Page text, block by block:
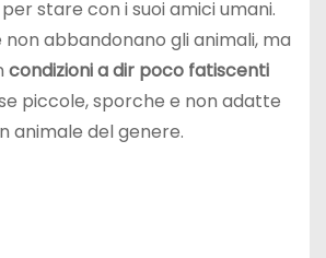
stare con i suoi amici umani.
abbandonano gli animali, ma
condizioni a dir poco fatiscenti
piccole, sporche e non adatte
animale del genere.